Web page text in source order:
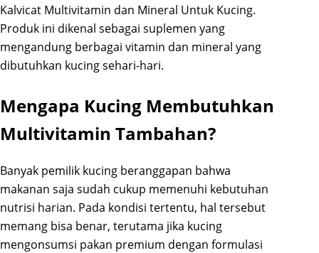
Kalvicat Multivitamin dan Mineral Untuk Kucing.
Produk ini dikenal sebagai suplemen yang
mengandung berbagai vitamin dan mineral yang
dibutuhkan kucing sehari-hari.
Mengapa Kucing Membutuhkan
Multivitamin Tambahan?
Banyak pemilik kucing beranggapan bahwa
makanan saja sudah cukup memenuhi kebutuhan
nutrisi harian. Pada kondisi tertentu, hal tersebut
memang bisa benar, terutama jika kucing
mengonsumsi pakan premium dengan formulasi